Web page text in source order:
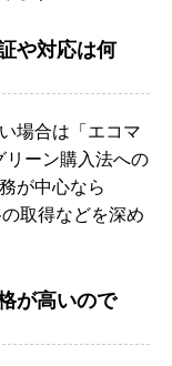
や対応は何
場合は「エコマ
ーン購入法への
が中心なら
取得などを深め
が高いので